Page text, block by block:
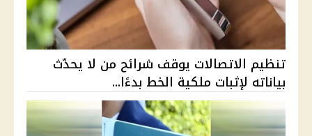
تنظيم الاتصالات يوقف شرائح من لا يحدّث
بياناته لإثبات ملكية الخط بدءًا...